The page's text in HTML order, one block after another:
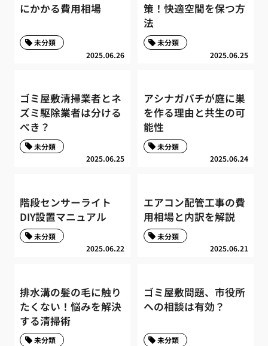
にかかる費用相場
2025.06.26
未分類
策！快適空間を保つ方
法
2025.06.25
未分類
ゴミ屋敷清掃業者とネ
ズミ駆除業者は分ける
べき？
2025.06.25
未分類
アシナガバチが庭に巣
を作る理由と共生の可
能性
2025.06.24
未分類
階段センサーライト
DIY設置マニュアル
2025.06.22
未分類
エアコン配管工事の費
用相場と内訳を解説
2025.06.21
未分類
排水溝の髪の毛に触り
たくない！悩みを解決
する清掃術
未分類
ゴミ屋敷問題、市役所
への相談は有効？
未分類